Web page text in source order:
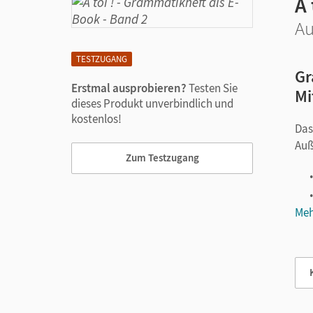
TESTZUGANG
Erstmal ausprobieren?Testen Sie
dieses Produkt unverbindlich und
kostenlos!
Zum Testzugang